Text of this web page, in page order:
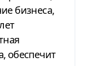
бизнеса,
обеспечит